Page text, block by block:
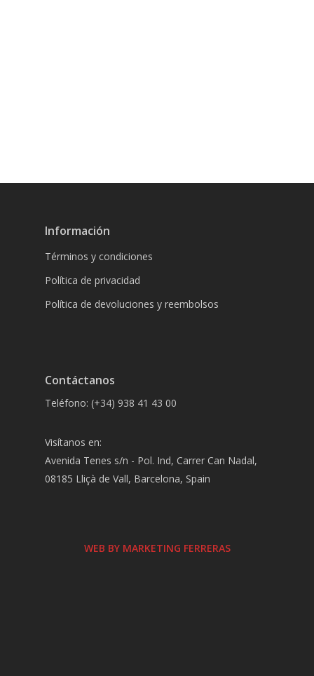
Información
Términos y condiciones
Política de privacidad
Política de devoluciones y reembolsos
Contáctanos
Teléfono: (+34) 938 41 43 00
Visítanos en:
Avenida Tenes s/n - Pol. Ind, Carrer Can Nadal,
08185 Lliçà de Vall, Barcelona, Spain
WEB BY MARKETING FERRERAS